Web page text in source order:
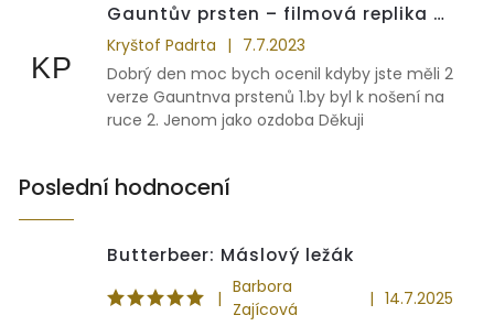
KP
Gauntův prsten – filmová replika z Harryho Pottera
Kryštof Padrta | 7.7.2023
Dobrý den moc bych ocenil kdyby jste měli 2
verze Gauntnva prstenů 1.by byl k nošení na
ruce 2. Jenom jako ozdoba Děkuji
Poslední hodnocení
Butterbeer: Máslový ležák
|
Barbora
Zajícová
| 14.7.2025